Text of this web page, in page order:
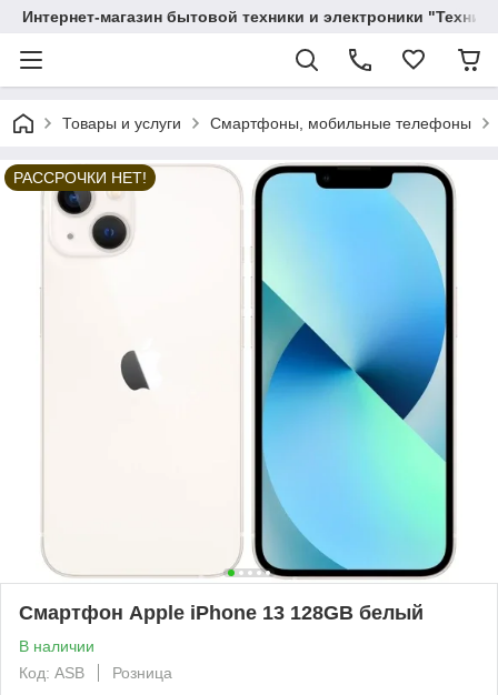
Интернет-магазин бытовой техники и электроники
Товары и услуги Смартфоны, мобильные телефоны
РАССРОЧКИ НЕТ!
Смартфон Apple iPhone 13 128GB белый
В наличии
Код: ASB
Розница